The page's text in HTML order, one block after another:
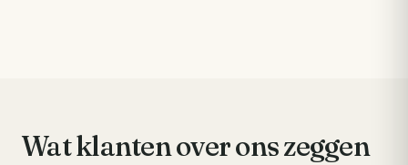
Wat klanten over ons zeggen